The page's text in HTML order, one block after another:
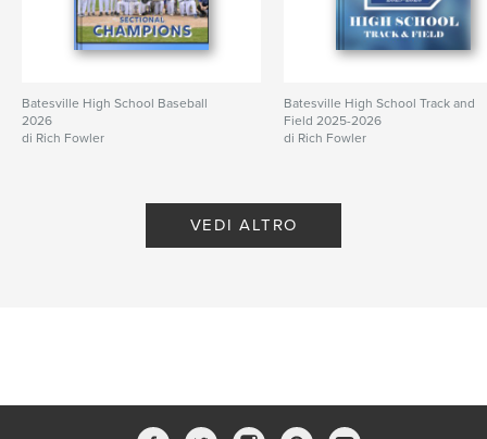
Batesville High School Baseball
2026
di Rich Fowler
Batesville High School Track and
Field 2025-2026
di Rich Fowler
VEDI ALTRO